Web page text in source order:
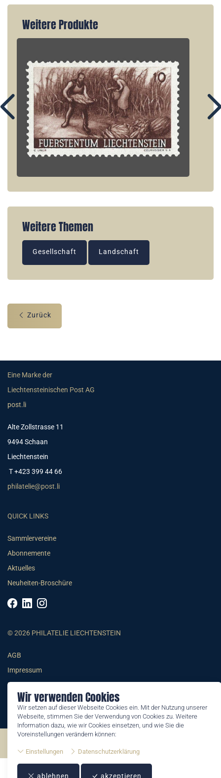
Wir verwenden Cookies
Wir setzen auf dieser Webseite Cookies ein. Mit der Nutzung unserer
Webseite, stimmen Sie der Verwendung von Cookies zu. Weitere
Information dazu, wie wir Cookies einsetzen, und wie Sie die
Voreinstellungen verändern können:
Einstellungen Datenschutzerklärung
ablehnen akzeptieren
Weitere Produkte
Weitere Themen
Gesellschaft Landschaft
Zurück
Eine Marke der
Liechtensteinischen Post AG
post.li
Alte Zollstrasse 11
9494 Schaan
Liechtenstein
T +423 399 44 66
philatelie@post.li
QUICK LINKS
Sammlervereine
Abonnemente
Aktuelles
Neuheiten-Broschüre
© 2026 PHILATELIE LIECHTENSTEIN
AGB
Impressum
Datenschutzerklärung